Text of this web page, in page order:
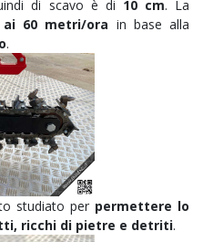
di scavo è di 10 cm. La
ai 60 metri/ora in base alla
.
studiato per permettere lo
ricchi di pietre e detriti.